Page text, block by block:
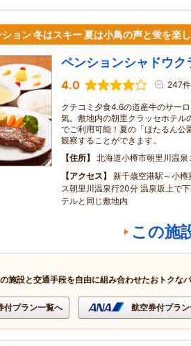
ョン 冬はスキー 夏は小鳥の声と蛍を楽
ペンションシャドウク
4.0 247件
クチコミ夕食4.6の道産牛のサー
気。敷地内の朝里クラッセホテル
でご利用可能！夏の「ほたるん公
観察することができます。
住所
北海道小樽市朝里川温泉
アクセス
新千歳空港駅～小樽
ス朝里川温泉行20分 温泉坂上で
テルと同じ敷地内
この施
施設と交通手段を自由に組み合わせたおトクな
付プラン一覧へ 航空券付プラ